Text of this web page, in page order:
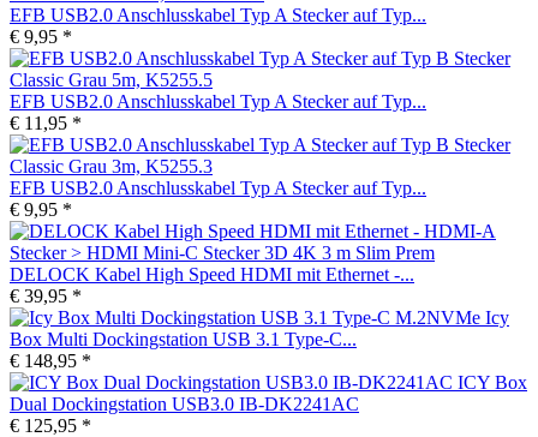
EFB USB2.0 Anschlusskabel Typ A Stecker auf Typ...
€ 9,95 *
EFB USB2.0 Anschlusskabel Typ A Stecker auf Typ...
€ 11,95 *
EFB USB2.0 Anschlusskabel Typ A Stecker auf Typ...
€ 9,95 *
DELOCK Kabel High Speed HDMI mit Ethernet -...
€ 39,95 *
Icy
Box Multi Dockingstation USB 3.1 Type-C...
€ 148,95 *
ICY Box
Dual Dockingstation USB3.0 IB-DK2241AC
€ 125,95 *